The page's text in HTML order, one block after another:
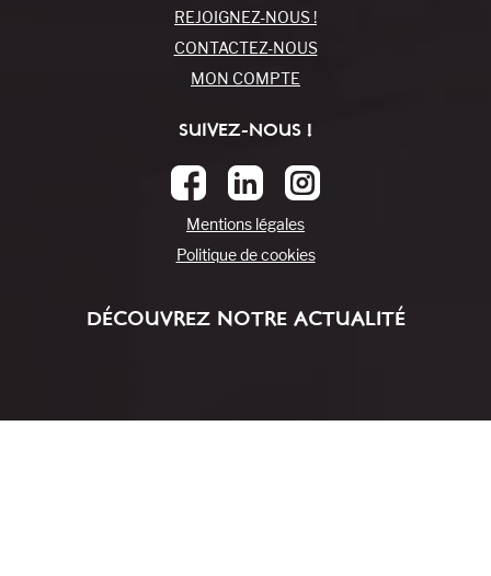
REJOIGNEZ-NOUS !
CONTACTEZ-NOUS
MON COMPTE
SUIVEZ-NOUS !
Mentions légales
Politique de cookies
DÉCOUVREZ NOTRE ACTUALITÉ